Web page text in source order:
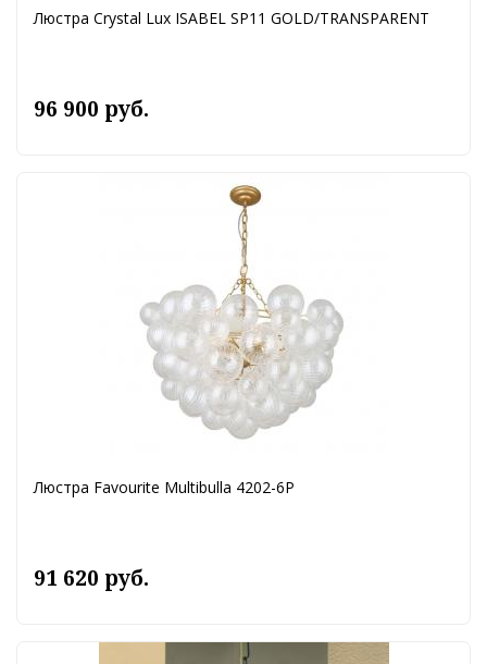
Люстра Crystal Lux ISABEL SP11 GOLD/TRANSPARENT
96 900 руб.
Люстра Favourite Multibulla 4202-6P
91 620 руб.